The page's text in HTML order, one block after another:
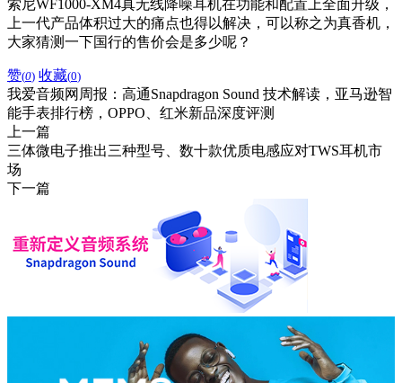
索尼WF1000-XM4真无线降噪耳机在功能和配置上全面升级，
上一代产品体积过大的痛点也得以解决，可以称之为真香机，
大家猜测一下国行的售价会是多少呢？
赞(0) 收藏(0)
我爱音频网周报：高通Snapdragon Sound 技术解读，亚马逊智
能手表排行榜，OPPO、红米新品深度评测
上一篇
三体微电子推出三种型号、数十款优质电感应对TWS耳机市
场
下一篇